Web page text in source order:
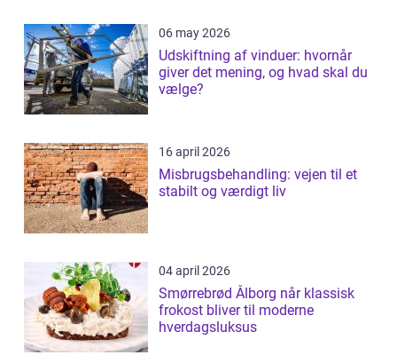
06 may 2026
Udskiftning af vinduer: hvornår
giver det mening, og hvad skal du
vælge?
16 april 2026
Misbrugsbehandling: vejen til et
stabilt og værdigt liv
04 april 2026
Smørrebrød Ålborg når klassisk
frokost bliver til moderne
hverdagsluksus